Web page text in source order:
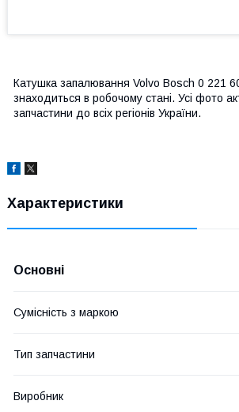
Катушка запалювання Volvo Bosch 0 221
знаходиться в робочому стані. Усі фото
запчастини до всіх регіонів України.
Характеристики
Основні
Сумісність з маркою
Тип запчастини
Виробник